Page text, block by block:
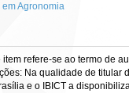
Agronomia
refere-se ao termo de
Na qualidade de titular
e o IBICT a